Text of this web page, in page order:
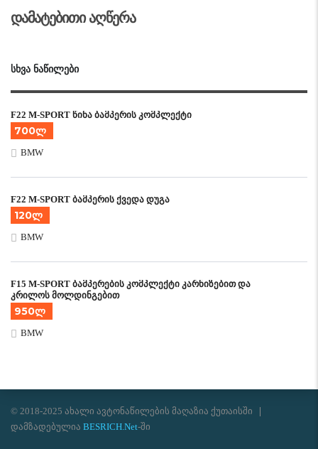
დამატებითი აღწერა
ᲡᲮᲕᲐ ᲜᲐᲬᲘᲚᲔᲑᲘ
F22 M-SPORT წინა ბამპერის კომპლექტი
700ლ
BMW
F22 M-SPORT ბამპერის ქვედა დუგა
120ლ
BMW
F15 M-SPORT ბამპერების კომპლექტი კარნიზებით და
კრილოს მოლდინგებით
950ლ
BMW
© 2018-2025 ახალი ავტონაწილების მაღაზია ქუთაისში
დამზადებულია BESRICH.Net-ში